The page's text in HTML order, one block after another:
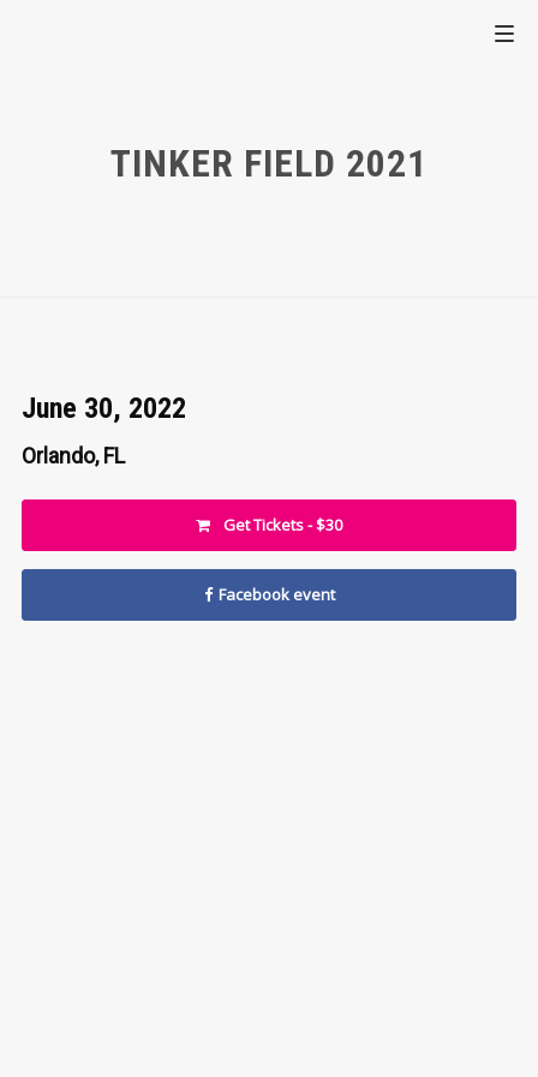
TINKER FIELD 2021
June 30, 2022
Orlando, FL
Get Tickets - $30
Facebook event